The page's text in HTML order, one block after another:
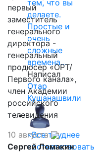
тем, что вы
делаете.
Простые и
очень
сложные
времена…
Написал
Отар
Кушанашвили
«Все труднее
соответствовать
первый
заместитель
генерального
директора -
генеральный
продюсер «ОРТ/
Первого канала»,
член Академии
российского
телевидения
10 августа
Сергей Ломакин